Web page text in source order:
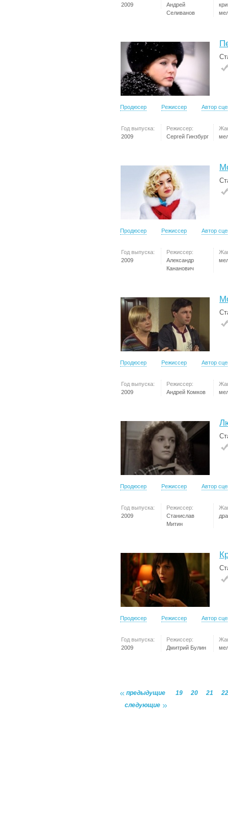
2009
Андрей
Селиванов
Продюсер Режиссер Автор
Год выпуска:
2009
Режиссер:
Сергей Гинзбург
Продюсер Режиссер Автор
Год выпуска:
2009
Режиссер:
Александр
Кананович
Продюсер Режиссер Автор
Год выпуска:
2009
Режиссер:
Андрей Комков
Продюсер Режиссер Автор
Год выпуска:
2009
Режиссер:
Станислав
Митин
Продюсер Режиссер Автор
Год выпуска:
2009
Режиссер:
Дмитрий Булин
предыдущие 19 20 21
22
следующие